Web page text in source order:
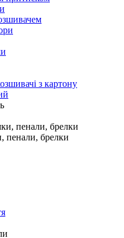
з картону
пенали, брелки